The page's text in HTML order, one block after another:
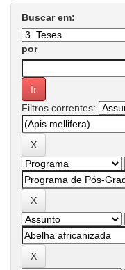
Buscar em:
por
Filtros correntes: